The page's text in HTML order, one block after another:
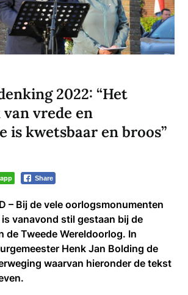
2022: “Het
vrede en
is kwetsbaar en broos”
Share
– Bij de vele oorlogsmonumenten
vanavond stil gestaan bij de
de Tweede Wereldoorlog. In
Henk Jan Bolding de
waarvan hieronder de tekst